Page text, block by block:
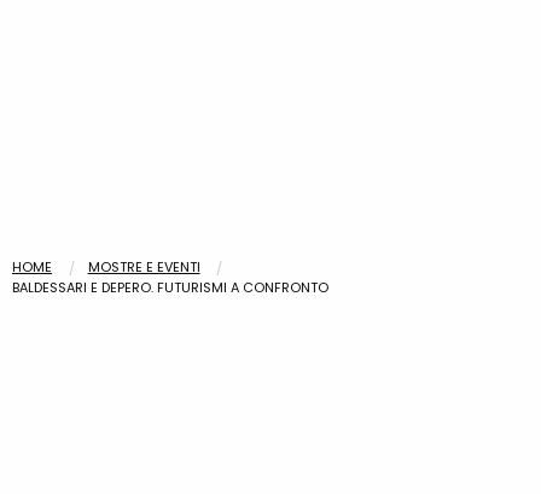
HOME
MOSTRE E EVENTI
BALDESSARI E DEPERO. FUTURISMI A CONFRONTO